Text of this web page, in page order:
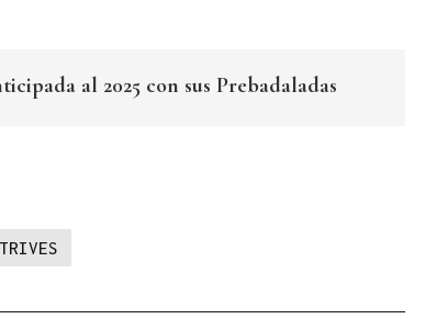
al 2025 con sus Prebadaladas
TRIVES